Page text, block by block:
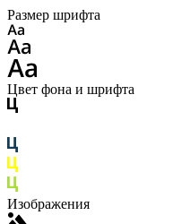
Размер шрифта
Цвет фона и шрифта
Изображения